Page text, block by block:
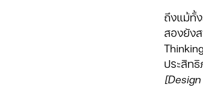
ถึงแม้ทั้
สองยัง
ประสิท